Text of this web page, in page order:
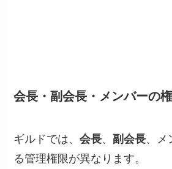
会長・副会長・メンバーの
ギルドでは、会長、副会長、メ
る管理権限が異なります。